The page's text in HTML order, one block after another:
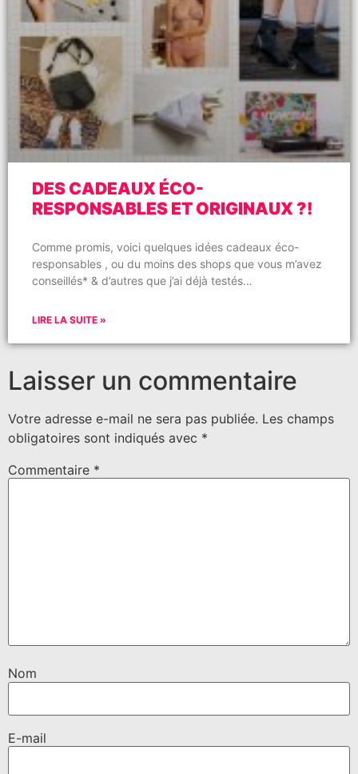
DES CADEAUX ÉCO-
RESPONSABLES ET ORIGINAUX ?!
Comme promis, voici quelques idées cadeaux éco-
responsables , ou du moins des shops que vous m’avez
conseillés* & d’autres que j’ai déjà testés…
LIRE LA SUITE »
Laisser un commentaire
Votre adresse e-mail ne sera pas publiée. Les champs
obligatoires sont indiqués avec *
Commentaire *
Nom
E-mail